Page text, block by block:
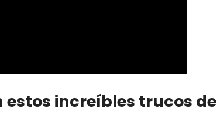
increíbles trucos de